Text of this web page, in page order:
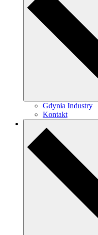
Gdynia Industry
Kontakt